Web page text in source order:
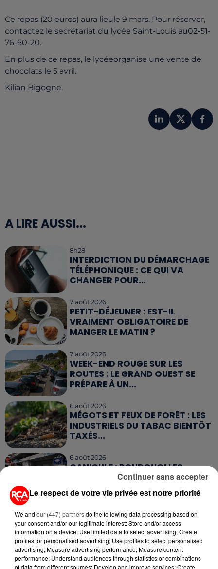
Ce repas (20 euros) aura lieule 9 mars. Pour réserver,
contactez le secrétariat du lycée Saint-Louis au02-51-
76-60-20.
En plus de ce repas, le lycéeorganise une vente de
chocolats le 5 avril.
Kilian Bigogne.
A LIRE AUSSI...
8h28
INTERDICTION DU DÉMARCHAGE
TÉLÉPHONIQUE : CE QUI VA
CHANGER POUR...
7 août 2026
PETIT-DÉJEUNER : EST-IL
VRAIMENT OBLIGATOIRE DE
MANGER LE MATIN ?
7 août 2026
WEEK-END ROUGE SUR LES
ROUTES : LE GRAND OUEST SE
PRÉPARE À UN...
6 août 2026
MÉGOTS ET FEUX DE FORÊT : LES
INDUSTRIELS DU TABAC BIENTÔT
TAXÉS...
6 août 2026
CANICULE : POURQUOI LES
BOUTEILLES D'EAU
DISPARAISSENT DES RAYONS...
MANGER SAINEMENT COÛTE 25 %
PLUS CHER QU'IL Y A CINQ ANS,
ALERTE L’ONU
Le respect de votre vie privée est notre priorité
We and our (447) partnersdo the following data processing based on
your consent and/or our legitimate interest: Store and/or access
information on a device; Use limited data to select advertising; Create
profiles for personalised advertising; Use profiles to select personalised
advertising; Measure advertising performance; Measure content
performance; Understand audiences through statistics or combinations
of data from different sources; Develop and improve services; Create
Continuer sans accepter